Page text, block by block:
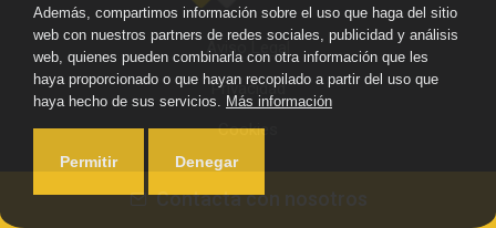
Contacta con nosotros
Aviso Legal
Privacidad
Cookies
Además, compartimos información sobre el uso que haga del sitio
web con nuestros partners de redes sociales, publicidad y análisis
web, quienes pueden combinarla con otra información que les
haya proporcionado o que hayan recopilado a partir del uso que
haya hecho de sus servicios. Más información
Permitir Denegar